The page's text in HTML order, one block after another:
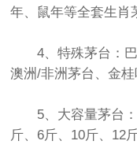
年、鼠年等全套生肖
4、特殊茅台：巴
澳洲/非洲茅台、金
5、大容量茅台：
斤、6斤、10斤、12